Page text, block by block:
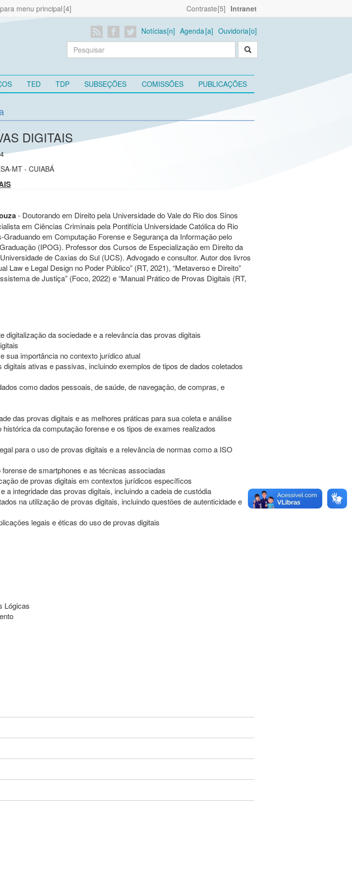
menu principal Contraste Intranet
Notícias Agenda Ouvidoria
TED TDP SUBSEÇÕES COMISSÕES PUBLICAÇÕES
DIGITAIS
MT - CUIABÁ
- Doutorando em Direito pela Universidade do Vale do Rio dos Sinos
em Ciências Criminais pela Pontifícia Universidade Católica do Rio
em Computação Forense e Segurança da Informação pelo
(IPOG). Professor dos Cursos de Especialização em Direito da
de Caxias do Sul (UCS). Advogado e consultor. Autor dos livros
Law e Legal Design no Poder Público” (RT, 2021), “Metaverso e Direito”
de Justiça” (Foco, 2022) e “Manual Prático de Provas Digitais (RT,
digitalização da sociedade e a relevância das provas digitais
sua importância no contexto jurídico atual
digitais ativas e passivas, incluindo exemplos de tipos de dados coletados
como dados pessoais, de saúde, de navegação, de compras, e
das provas digitais e as melhores práticas para sua coleta e análise
da computação forense e os tipos de exames realizados
para o uso de provas digitais e a relevância de normas como a ISO
de smartphones e as técnicas associadas
de provas digitais em contextos jurídicos específicos
a integridade das provas digitais, incluindo a cadeia de custódia
na utilização de provas digitais, incluindo questões de autenticidade e
legais e éticas do uso de provas digitais
Lógicas